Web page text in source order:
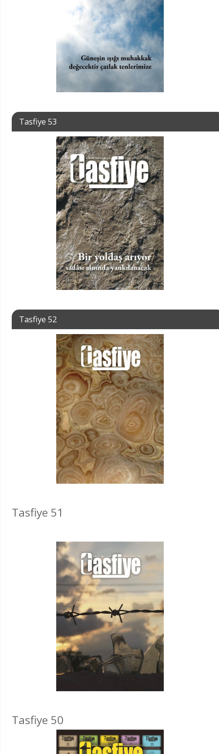
Tasfiye 53
Tasfiye 52
Tasfiye 51
Tasfiye 50